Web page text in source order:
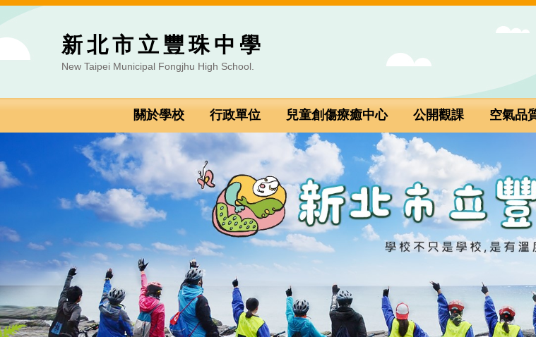
主
區
新北市立豐珠中學
New Taipei Municipal Fongjhu High School.
關於學校 行政單位 兒童創傷療癒中心 公開觀課 空氣品